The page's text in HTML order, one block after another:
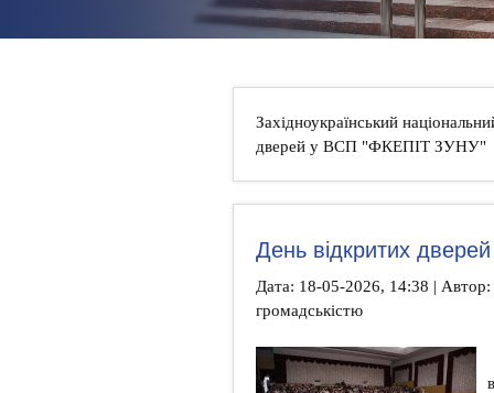
Західноукраїнський
дверей у ВСП "ФКЕПІТ ЗУНУ"
День відкритих
Дата: 18-05-2026, 14:38 | Автор:
громадськістю